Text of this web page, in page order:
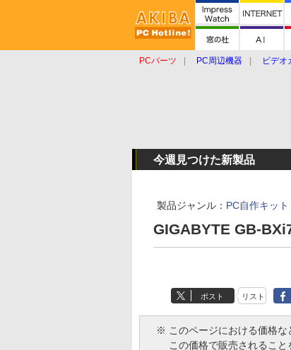
PCパーツ PC周辺機器 ビデオ
今週見つけた新製品
製品ジャンル： PC自作キット
GIGABYTE GB-
ポスト リスト
※ このページにおける価格な
この価格で販売されること